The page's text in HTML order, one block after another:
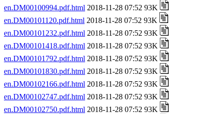
en.DM00100994.pdf.html 2018-11-28 07:52 93K
en.DM00101120.pdf.html 2018-11-28 07:52 93K
en.DM00101232.pdf.html 2018-11-28 07:52 93K
en.DM00101418.pdf.html 2018-11-28 07:52 93K
en.DM00101792.pdf.html 2018-11-28 07:52 93K
en.DM00101830.pdf.html 2018-11-28 07:52 93K
en.DM00102166.pdf.html 2018-11-28 07:52 93K
en.DM00102747.pdf.html 2018-11-28 07:52 93K
en.DM00102750.pdf.html 2018-11-28 07:52 93K